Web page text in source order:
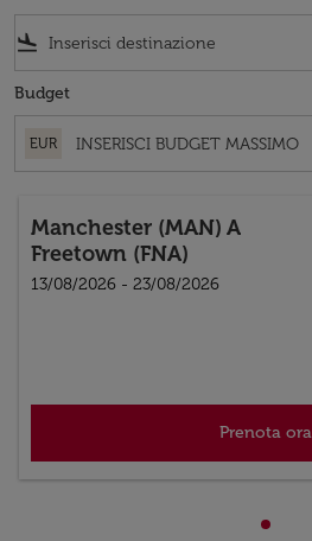
flight_land
Budget
EUR
Manchester (MAN) A
Freetown (FNA)
13/08/2026 - 23/08/2026
Prenota ora